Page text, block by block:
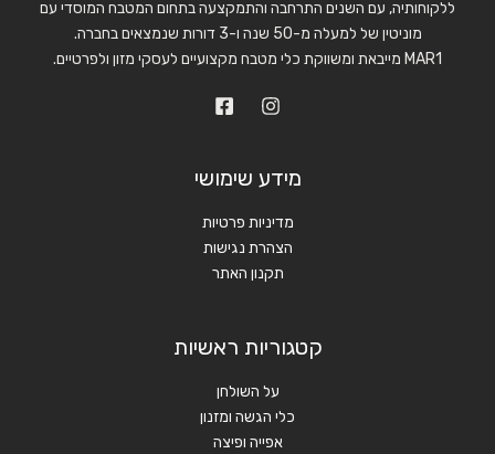
ללקוחותיה, עם השנים התרחבה והתמקצעה בתחום המטבח המוסדי עם
מוניטין של למעלה מ-50 שנה ו-3 דורות שנמצאים בחברה.
MAR1 מייבאת ומשווקת כלי מטבח מקצועיים לעסקי מזון ולפרטיים.
מידע שימושי
מדיניות פרטיות
הצהרת נגישות
תקנון האתר
קטגוריות ראשיות
על השולחן
כלי הגשה ומזנון
אפייה ופיצה